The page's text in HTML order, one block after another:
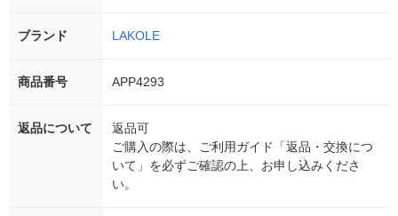
ブランド LAKOLE
商品番号 APP4293
返品について
返品可
ご購入の際は、ご利用ガイド「返品・交換につ
いて」を必ずご確認の上、お申し込みくださ
い。